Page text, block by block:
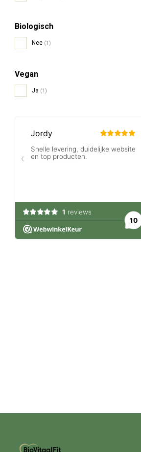
Biologisch
Nee (1)
Vegan
Ja (1)